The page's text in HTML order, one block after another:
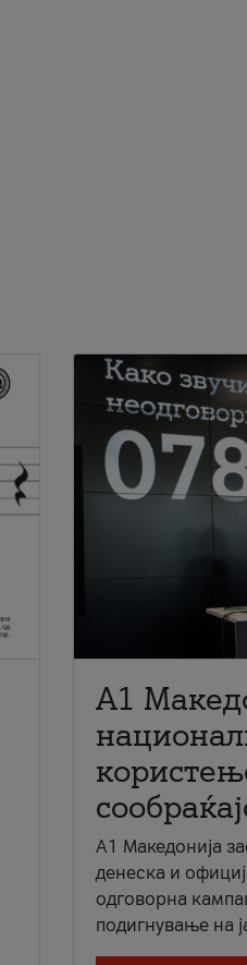
A1
A1 Македонија
денеска и
одговорна
подигнување на